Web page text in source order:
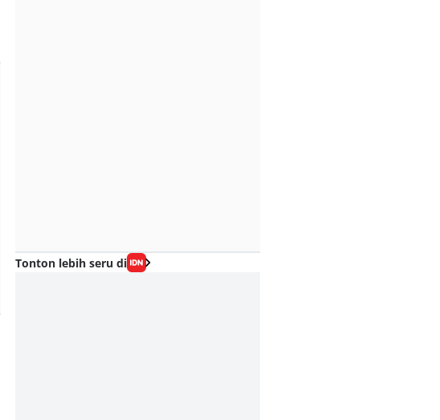
Tonton lebih seru di